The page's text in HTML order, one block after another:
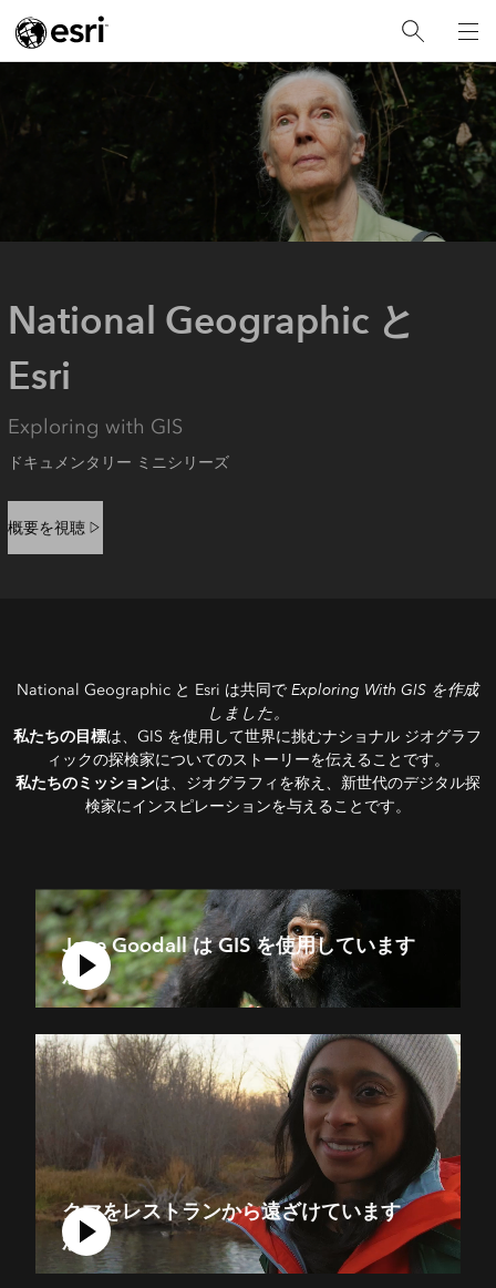
National Geographic と
Esri
Exploring with GIS
ドキュメンタリー ミニシリーズ
概要を視聴
National Geographic と Esri は共同でExploring With GIS を作成
しました。
私たちの目標は、GIS を使用して世界に挑むナショナル ジオグラフ
ィックの探検家についてのストーリーを伝えることです。
私たちのミッションは、ジオグラフィを称え、新世代のデジタル探
検家にインスピレーションを与えることです。
Jane Goodall は GIS を使用しています
か？
クマをレストランから遠ざけています
か？